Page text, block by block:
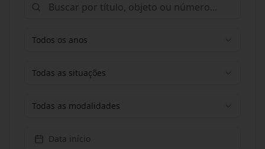
Todos os anos
Todas as situações
Todas as modalidades
Data início